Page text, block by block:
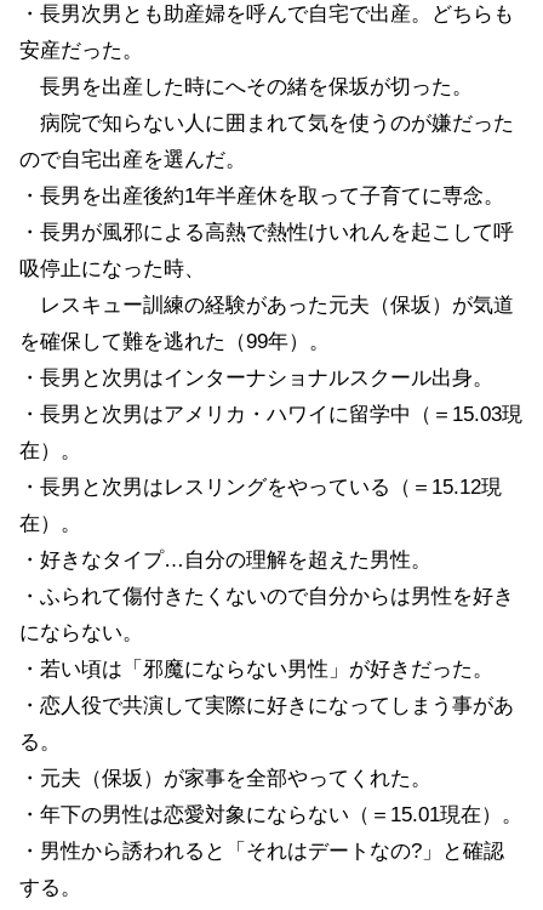
・長男次男とも助産婦を呼んで自宅で出産。どちらも
安産だった。
長男を出産した時にへその緒を保坂が切った。
病院で知らない人に囲まれて気を使うのが嫌だった
ので自宅出産を選んだ。
・長男を出産後約1年半産休を取って子育てに専念。
・長男が風邪による高熱で熱性けいれんを起こして呼
吸停止になった時、
レスキュー訓練の経験があった元夫（保坂）が気道
を確保して難を逃れた（99年）。
・長男と次男はインターナショナルスクール出身。
・長男と次男はアメリカ・ハワイに留学中（＝15.03現
在）。
・長男と次男はレスリングをやっている（＝15.12現
在）。
・好きなタイプ…自分の理解を超えた男性。
・ふられて傷付きたくないので自分からは男性を好き
にならない。
・若い頃は「邪魔にならない男性」が好きだった。
・恋人役で共演して実際に好きになってしまう事があ
る。
・元夫（保坂）が家事を全部やってくれた。
・年下の男性は恋愛対象にならない（＝15.01現在）。
・男性から誘われると「それはデートなの?」と確認
する。